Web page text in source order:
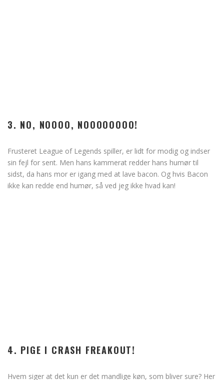
3. NO, NOOOO, NOOOOOOOO!
Frusteret League of Legends spiller, er lidt for modig og indser
sin fejl for sent. Men hans kammerat redder hans humør til
sidst, da hans mor er igang med at lave bacon. Og hvis Bacon
ikke kan redde end humør, så ved jeg ikke hvad kan!
4. PIGE I CRASH FREAKOUT!
Hvem siger at det kun er det mandlige køn, som bliver sure? Her